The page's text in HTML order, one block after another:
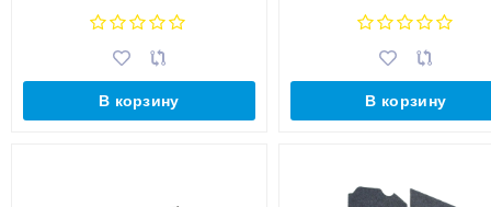
В корзину В корзину